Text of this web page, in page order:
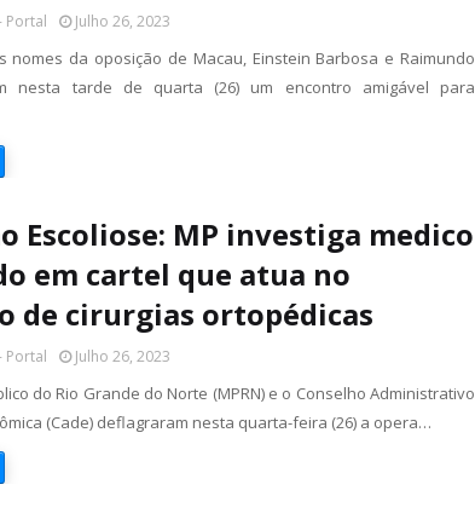
Portal Julho 26, 2023
nomes da oposição de Macau, Einstein Barbosa e Raimundo
nesta tarde de quarta (26) um encontro amigável para
Escoliose: MP investiga medico
em cartel que atua no
de cirurgias ortopédicas
Portal Julho 26, 2023
do Rio Grande do Norte (MPRN) e o Conselho Administrativo
(Cade) deflagraram nesta quarta-feira (26) a opera…